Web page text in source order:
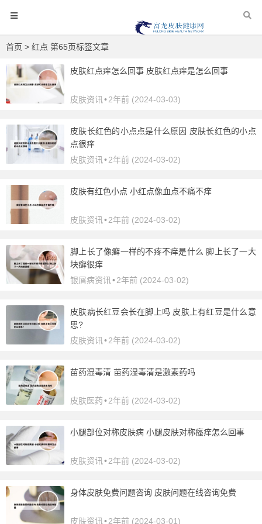
首页 > 红点 第65页标签文章
皮肤红点痒怎么回事 皮肤红点痒是怎么回事
皮肤资讯 •2年前 (2024-03-03)
皮肤长红色的小点点是什么原因 皮肤长红色的小点
点很痒
皮肤资讯 •2年前 (2024-03-02)
皮肤有红色小点 小红点像血点不痛不痒
皮肤资讯 •2年前 (2024-03-02)
脚上长了像癣一样的不疼不痒是什么 脚上长了一大
块癣很痒
银屑病资讯 •2年前 (2024-03-02)
皮肤病长红豆会长在脚上吗 皮肤上有红豆是什么意
思?
皮肤资讯 •2年前 (2024-03-02)
苗药湿毒清 苗药湿毒清是激素药吗
皮肤医药•2年前 (2024-03-02)
小腿部位对称皮肤病 小腿皮肤对称瘙痒怎么回事
皮肤资讯 •2年前 (2024-03-02)
身体皮肤免费问题咨询 皮肤问题在线咨询免费
皮肤资讯 •2年前 (2024-03-01)